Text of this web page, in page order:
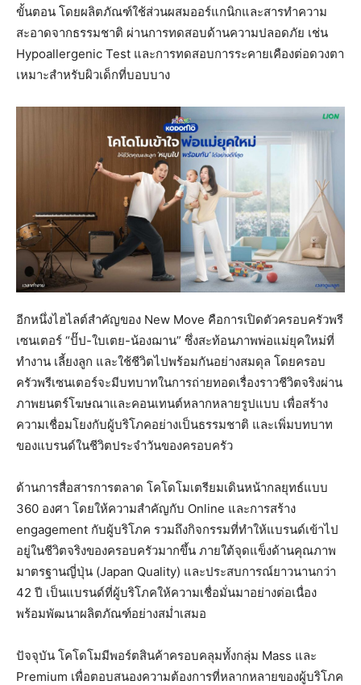
ขั้นตอน โดยผลิตภัณฑ์ใช้ส่วนผสมออร์แกนิกและสารทำความ
สะอาดจากธรรมชาติ ผ่านการทดสอบด้านความปลอดภัย เช่น
Hypoallergenic Test และการทดสอบการระคายเคืองต่อดวงตา
เหมาะสำหรับผิวเด็กที่บอบบาง
อีกหนึ่งไฮไลต์สำคัญของ New Move คือการเปิดตัวครอบครัวพรี
เซนเตอร์ “ปั๊ป-ใบเตย-น้องฌาน” ซึ่งสะท้อนภาพพ่อแม่ยุคใหม่ที่
ทำงาน เลี้ยงลูก และใช้ชีวิตไปพร้อมกันอย่างสมดุล โดยครอบ
ครัวพรีเซนเตอร์จะมีบทบาทในการถ่ายทอดเรื่องราวชีวิตจริงผ่าน
ภาพยนตร์โฆษณาและคอนเทนต์หลากหลายรูปแบบ เพื่อสร้าง
ความเชื่อมโยงกับผู้บริโภคอย่างเป็นธรรมชาติ และเพิ่มบทบาท
ของแบรนด์ในชีวิตประจำวันของครอบครัว
ด้านการสื่อสารการตลาด โคโดโมเตรียมเดินหน้ากลยุทธ์แบบ
360 องศา โดยให้ความสำคัญกับ Online และการสร้าง
engagement กับผู้บริโภค รวมถึงกิจกรรมที่ทำให้แบรนด์เข้าไป
อยู่ในชีวิตจริงของครอบครัวมากขึ้น ภายใต้จุดแข็งด้านคุณภาพ
มาตรฐานญี่ปุ่น (Japan Quality) และประสบการณ์ยาวนานกว่า
42 ปี เป็นแบรนด์ที่ผู้บริโภคให้ความเชื่อมั่นมาอย่างต่อเนื่อง
พร้อมพัฒนาผลิตภัณฑ์อย่างสม่ำเสมอ
ปัจจุบัน โคโดโมมีพอร์ตสินค้าครอบคลุมทั้งกลุ่ม Mass และ
Premium เพื่อตอบสนองความต้องการที่หลากหลายของผู้บริโภค